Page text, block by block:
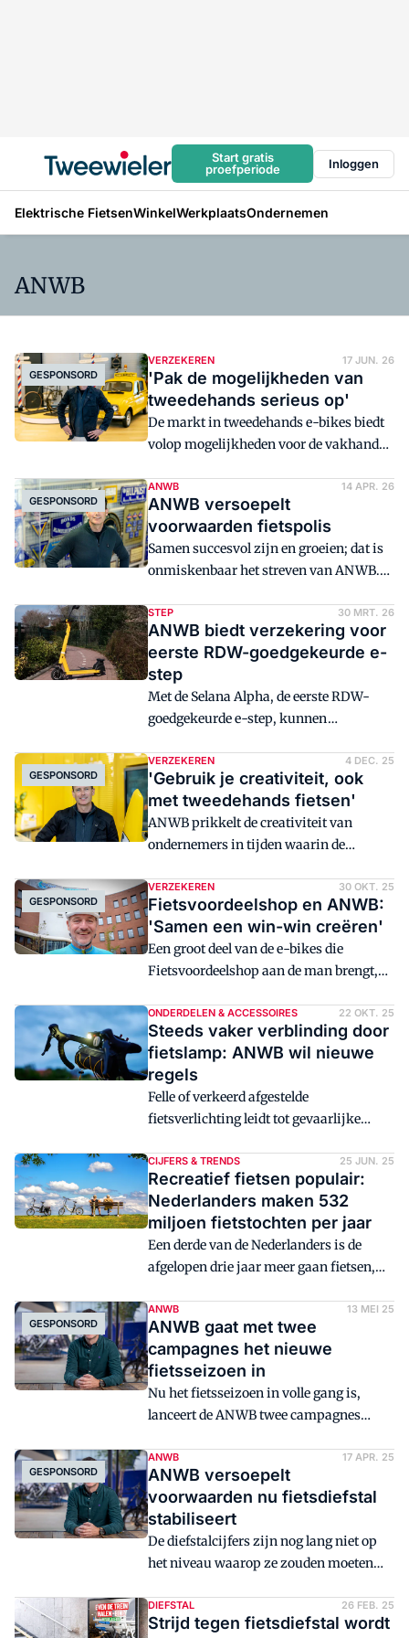
Start gratis
proefperiode
Inloggen
Elektrische FietsenWinkelWerkplaatsOndernemen
ANWB
GESPONSORD
VERZEKEREN 17 JUN. 26
'Pak de mogelijkheden van
tweedehands serieus op'
De markt in tweedehands e-bikes biedt
volop mogelijkheden voor de vakhandel,
voorwaarden en een
bewustwordingscampagne geeft de
verzekeringsdivisie van de wielerbond
de verkoop van tweedehands modellen
een duw in de rug.
GESPONSORD
ANWB 14 APR. 26
ANWB versoepelt
voorwaarden fietspolis
Samen succesvol zijn en groeien; dat is
onmiskenbaar het streven van ANWB.
de verzekeraar enkele voorwaarden van
de ANWB Fietsverzekeringen - zo keert
de vijf jaar aanschafwaardedekking
terug. Daarnaast geeft ze munitie om in
te spelen op marktontwikkelingen.
STEP 30 MRT. 26
ANWB biedt verzekering voor
eerste RDW-goedgekeurde e-
step
Met de Selana Alpha, de eerste RDW-
goedgekeurde e-step, kunnen
weg op dankzij een speciale ANWB-
verzekering. Alleen voertuigen die aan
de wettelijke eisen voldoen, zijn
toegestaan op de openbare weg.
GESPONSORD
VERZEKEREN 4 DEC. 25
'Gebruik je creativiteit, ook
met tweedehands fietsen'
ANWB prikkelt de creativiteit van
ondernemers in tijden waarin de
gewenste niveau liggen. De verzekeraar
kijkt bijvoorbeeld naar de groeiende
markt in tweedehands fietsen. "Ook van
inruilfietsen stijgt de gemiddelde prijs,
wat kansen voor verkoop en
distributiemanager tweewiel bij ANWB.
GESPONSORD
VERZEKEREN 30 OKT. 25
Fietsvoordeelshop en ANWB:
'Samen een win-win creëren'
Een groot deel van de e-bikes die
Fietsvoordeelshop aan de man brengt,
tweewielerwinkelketen en de ANWB
trekken al tien jaar nauw samen op. "We
ondernemen met elkaar en kijken steeds
waar kansen liggen."
ONDERDELEN & ACCESSOIRES 22 OKT. 25
Steeds vaker verblinding door
fietslamp: ANWB wil nieuwe
regels
Felle of verkeerd afgestelde
fietsverlichting leidt tot gevaarlijke
op basis van een ledenpeiling. Andere
weggebruikers worden soms verblind
door te sterke fietslampen.
CIJFERS & TRENDS 25 JUN. 25
Recreatief fietsen populair:
Nederlanders maken 532
miljoen fietstochten per jaar
Een derde van de Nederlanders is de
afgelopen drie jaar meer gaan fietsen,
redenen om meer te fietsen zijn
ontspanning en gezondheid.
GESPONSORD
ANWB 13 MEI 25
ANWB gaat met twee
campagnes het nieuwe
fietsseizoen in
Nu het fietsseizoen in volle gang is,
lanceert de ANWB twee campagnes
tweewielerzaak hun voordeel kunnen
doen. Er geldt een kortingsactie bij
afsluiting van een ANWB Fiets- of
Bromfietsverzekering. Daarnaast
kunnen dealers inhaken op een
campagne rond het ANWB
naar winkels die officieel inleverpunt
zijn.
GESPONSORD
ANWB 17 APR. 25
ANWB versoepelt
voorwaarden nu fietsdiefstal
stabiliseert
De diefstalcijfers zijn nog lang niet op
het niveau waarop ze zouden moeten
verbeteringen. Reden voor de ANWB om
dealers tegemoet te komen en de
DIEFSTAL 26 FEB. 25
Strijd tegen fietsdiefstal wordt